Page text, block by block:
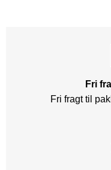
Fri
Fri fragt til